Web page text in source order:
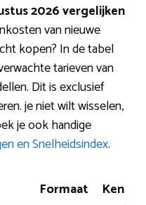
2026 vergelijken
van nieuwe
kopen? In de tabel
tarieven van
Dit is exclusief
je niet wilt wisselen,
je ook handige
en Snelheidsindex.
Formaat